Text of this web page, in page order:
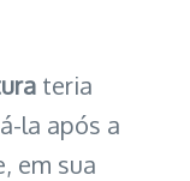
teria
la após a
em sua